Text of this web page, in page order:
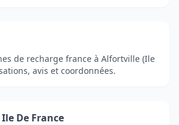
de recharge france à Alfortville (Ile
avis et coordonnées.
De France